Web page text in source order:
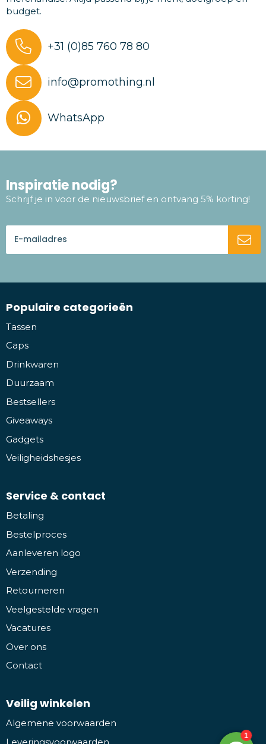
budget.
+31 (0)85 760 78 80
info@promothing.nl
WhatsApp
Inspiratie nodig?
Schrijf je in voor de nieuwsbrief en ontvang 5% korting!
Populaire categorieën
Tassen
Caps
Drinkwaren
Duurzaam
Bestsellers
Giveaways
Gadgets
Veiligheidshesjes
Service & contact
Betaling
Bestelproces
Aanleveren logo
Verzending
Retourneren
Veelgestelde vragen
Vacatures
Over ons
Contact
Veilig winkelen
Algemene voorwaarden
Leveringsvoorwaarden